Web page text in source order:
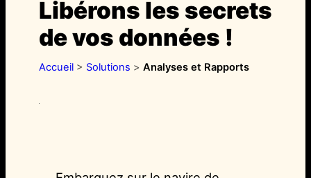
Libérons les secrets
de vos données !
Accueil > Solutions > Analyses et Rapports